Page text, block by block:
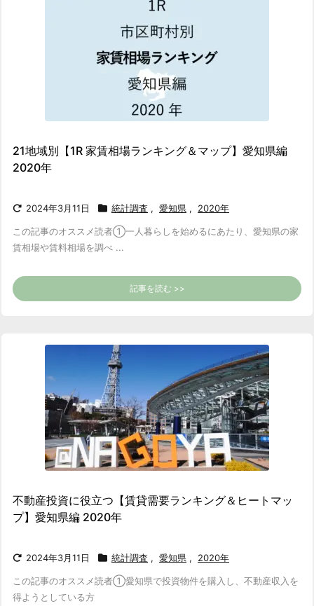
21地域別【1R 家賃相場ランキング＆マップ】愛知県編
2020年
2024年3月11日 統計調査 , 愛知県 , 2020年
この記事のオススメ読者①一人暮らしを始めるにあたり、愛知県の家
賃相場や賃料相場を調べ ...
記事を読む >>
不動産投資に役立つ【賃貸需要ランキング＆ヒートマッ
プ】愛知県編 2020年
2024年3月11日 統計調査 , 愛知県 , 2020年
この記事のオススメ読者①愛知県で投資物件を購入し、不動産収入を
得ようとしている方